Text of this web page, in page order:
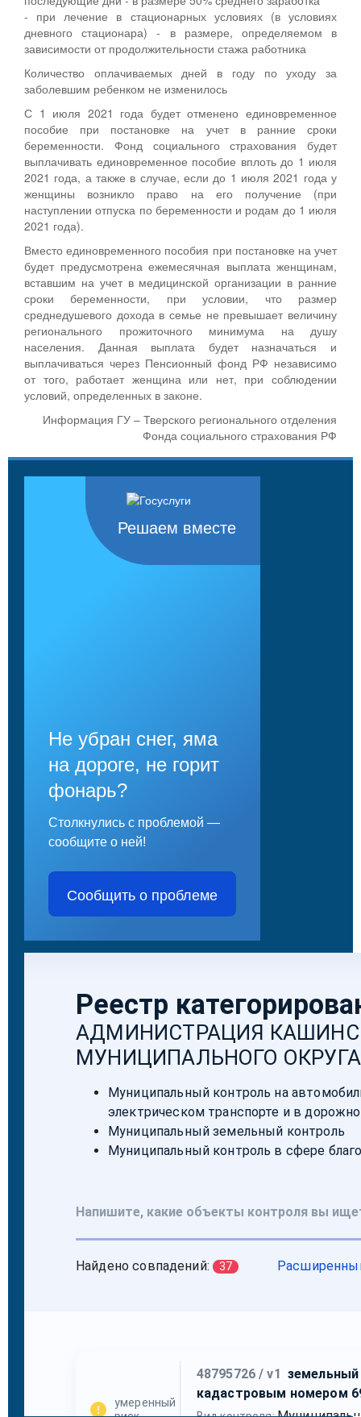
- при лечение в стационарных условиях (в условиях
дневного стационара) - в размере, определяемом в
зависимости от продолжительности стажа работника
Количество оплачиваемых дней в году по уходу за
заболевшим ребенком не изменилось
С 1 июля 2021 года будет отменено единовременное
пособие при постановке на учет в ранние сроки
беременности. Фонд социального страхования будет
выплачивать единовременное пособие вплоть до 1 июля
2021 года, а также в случае, если до 1 июля 2021 года у
женщины возникло право на его получение (при
наступлении отпуска по беременности и родам до 1 июля
2021 года).
Вместо единовременного пособия при постановке на учет
будет предусмотрена ежемесячная выплата женщинам,
вставшим на учет в медицинской организации в ранние
сроки беременности, при условии, что размер
среднедушевого дохода в семье не превышает величину
регионального прожиточного минимума на душу
населения. Данная выплата будет назначаться и
выплачиваться через Пенсионный фонд РФ независимо
от того, работает женщина или нет, при соблюдении
условий, определенных в законе.
Информация ГУ – Тверского регионального отделения
Фонда социального страхования РФ
Решаем вместе
Не убран снег, яма
на дороге, не горит
фонарь?
Столкнулись с проблемой —
сообщите о ней!
Сообщить о проблеме